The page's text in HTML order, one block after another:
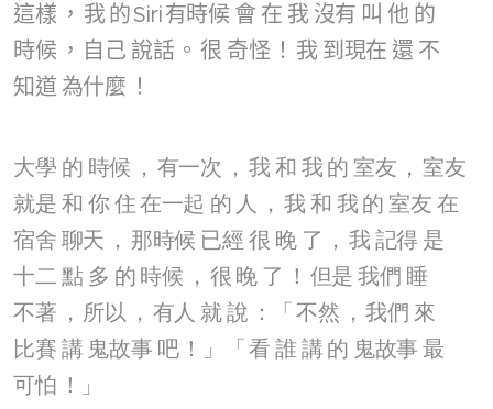
這樣 ， 我的Siri有時候 會 在 我 沒有 叫 他 的
時候 ， 自己 說話 。 很 奇怪 ！ 我 到現在 還 不
知道 為什麼 ！
大學 的 時候 ， 有一次 ， 我 和 我 的 室友 ， 室友
就是 和 你住在一起 的 人 ， 我 和 我 的 室友 在
宿舍 聊天 ， 那時候 已經 很 晚 了 ， 我 記得 是
十二 點 多 的 時候 ， 很 晚 了 ！ 但是 我們 睡
不著 ， 所以 ， 有人 就說 ：「不然 ， 我們 來
比賽 講 鬼故事 吧 ！」「看 誰講 的 鬼故事 最
可怕 ！」